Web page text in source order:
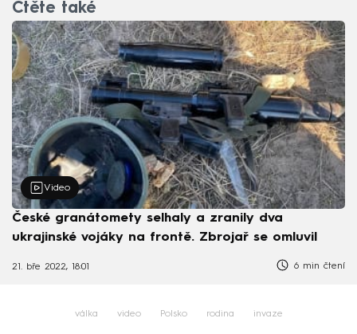
Čtěte také
Video
České granátomety selhaly a zranily dva
ukrajinské vojáky na frontě. Zbrojař se omluvil
21. bře 2022, 18:01 6 min čtení
válka video Polsko rodina invaze